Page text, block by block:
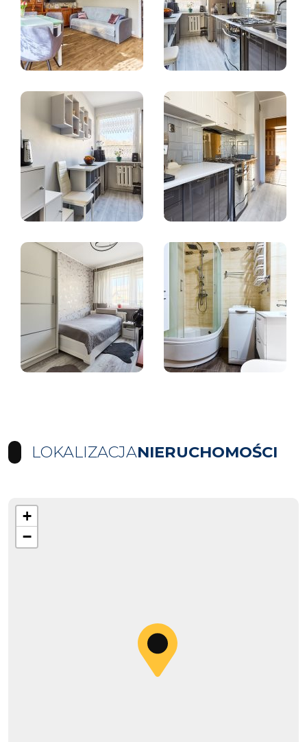
LOKALIZACJANIERUCHOMOŚCI
+
−